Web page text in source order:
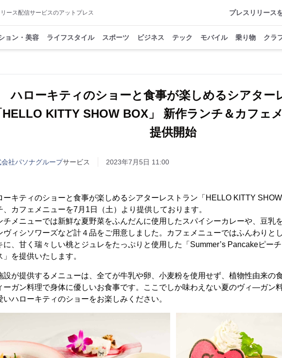
ース配信サービスのアットプレス プレスリリース
ョン・美容 ライフスタイル スポーツ ビジネス テック モバイル 乗り物 クラ
ハローキティのショーと食事が楽しめるシアター
HELLO KITTY SHOW BOX」 新作ランチ＆カフェ
提供開始
会社パソナグループサービス 2023年7月5日 11:00
ーキティのショーと食事が楽しめるシアターレストラン「HELLO KITTY
、カフェメニューを7月1日（土）より提供しております。
チメニューでは新鮮な夏野菜をふんだんに使用したスパイシーカレーや、豆乳
ヴィシソワーズなど計４品をご用意しました。カフェメニューではふんわりと
に、甘く瑞々しい桃とジュレをたっぷりと使用した「Summer’s Pancakeピー
」を提供いたします。
設が提供するメニューは、全てが牛乳や卵、小麦粉を使用せず、植物性由来の
ーガン料理で身体に優しいお食事です。ここでしか味わえない夏のヴィ―ガン
いハローキティのショーをお楽しみください。